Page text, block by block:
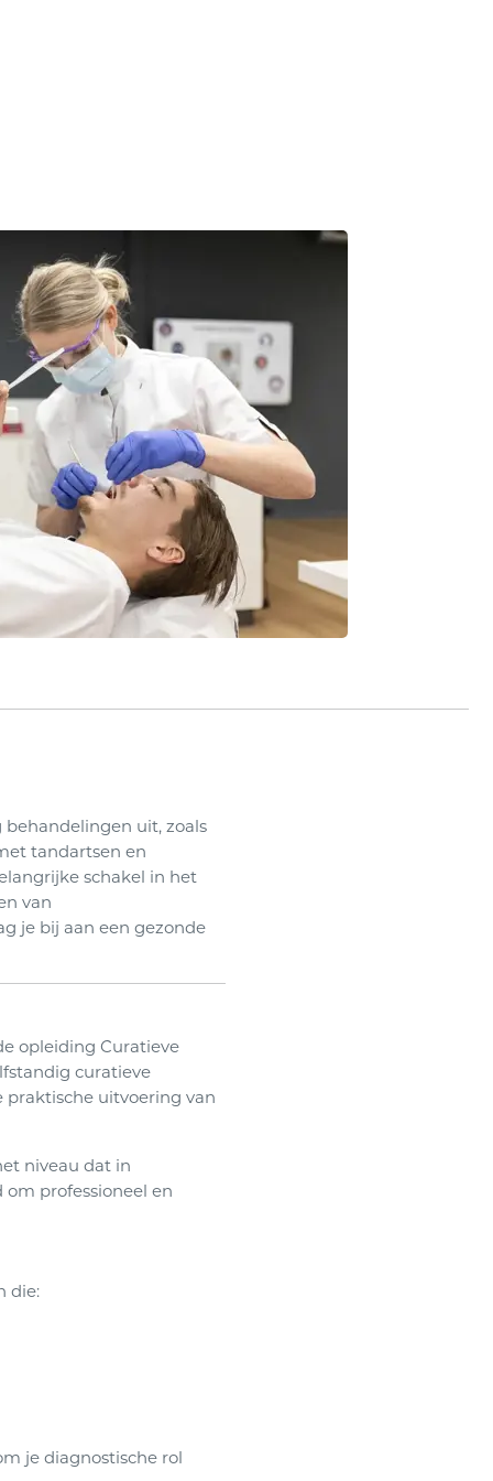
uit, zoals
tandartsen en
schakel in het
van
je bij aan een gezonde
opleiding Curatieve
curatieve
uitvoering van
niveau dat in
professioneel en
die:
je diagnostische rol